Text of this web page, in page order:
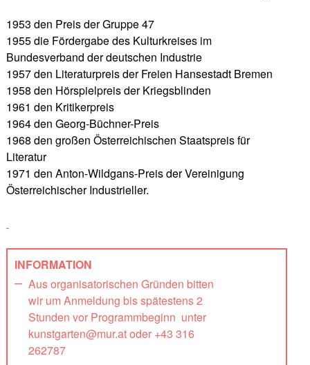
1953 den Preis der Gruppe 47
1955 die Fördergabe des Kulturkreises im
Bundesverband der deutschen Industrie
1957 den Literaturpreis der Freien Hansestadt Bremen
1958 den Hörspielpreis der Kriegsblinden
1961 den Kritikerpreis
1964 den Georg-Büchner-Preis
1968 den großen Österreichischen Staatspreis für
Literatur
1971 den Anton-Wildgans-Preis der Vereinigung
Österreichischer Industrieller.
INFORMATION
Aus organisatorischen Gründen bitten
wir um Anmeldung bis spätestens 2
Stunden vor Programmbeginn unter
kunstgarten@mur.at oder +43 316
262787